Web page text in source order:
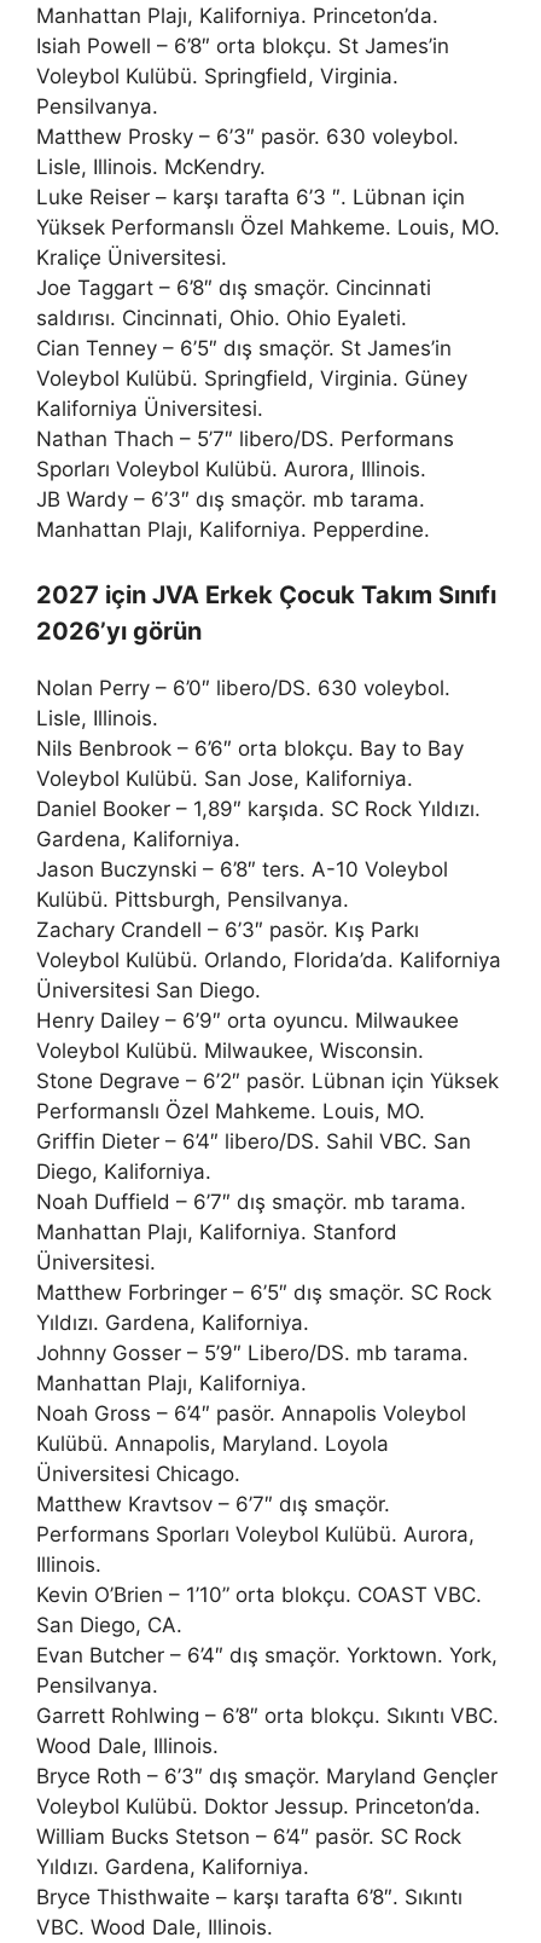
Manhattan Plajı, Kaliforniya. Princeton’da.
Isiah Powell – 6’8″ orta blokçu. St James’in
Voleybol Kulübü. Springfield, Virginia.
Pensilvanya.
Matthew Prosky – 6’3″ pasör. 630 voleybol.
Lisle, Illinois. McKendry.
Luke Reiser – karşı tarafta 6’3 ″. Lübnan için
Yüksek Performanslı Özel Mahkeme. Louis, MO.
Kraliçe Üniversitesi.
Joe Taggart – 6’8″ dış smaçör. Cincinnati
saldırısı. Cincinnati, Ohio. Ohio Eyaleti.
Cian Tenney – 6’5″ dış smaçör. St James’in
Voleybol Kulübü. Springfield, Virginia. Güney
Kaliforniya Üniversitesi.
Nathan Thach – 5’7″ libero/DS. Performans
Sporları Voleybol Kulübü. Aurora, Illinois.
JB Wardy – 6’3″ dış smaçör. mb tarama.
Manhattan Plajı, Kaliforniya. Pepperdine.
2027 için JVA Erkek Çocuk Takım Sınıfı
2026’yı görün
Nolan Perry – 6’0″ libero/DS. 630 voleybol.
Lisle, Illinois.
Nils Benbrook – 6’6″ orta blokçu. Bay to Bay
Voleybol Kulübü. San Jose, Kaliforniya.
Daniel Booker – 1,89″ karşıda. SC Rock Yıldızı.
Gardena, Kaliforniya.
Jason Buczynski – 6’8″ ters. A-10 Voleybol
Kulübü. Pittsburgh, Pensilvanya.
Zachary Crandell – 6’3″ pasör. Kış Parkı
Voleybol Kulübü. Orlando, Florida’da. Kaliforniya
Üniversitesi San Diego.
Henry Dailey – 6’9″ orta oyuncu. Milwaukee
Voleybol Kulübü. Milwaukee, Wisconsin.
Stone Degrave – 6’2″ pasör. Lübnan için Yüksek
Performanslı Özel Mahkeme. Louis, MO.
Griffin Dieter – 6’4″ libero/DS. Sahil VBC. San
Diego, Kaliforniya.
Noah Duffield – 6’7″ dış smaçör. mb tarama.
Manhattan Plajı, Kaliforniya. Stanford
Üniversitesi.
Matthew Forbringer – 6’5″ dış smaçör. SC Rock
Yıldızı. Gardena, Kaliforniya.
Johnny Gosser – 5’9″ Libero/DS. mb tarama.
Manhattan Plajı, Kaliforniya.
Noah Gross – 6’4″ pasör. Annapolis Voleybol
Kulübü. Annapolis, Maryland. Loyola
Üniversitesi Chicago.
Matthew Kravtsov – 6’7″ dış smaçör.
Performans Sporları Voleybol Kulübü. Aurora,
Illinois.
Kevin O’Brien – 1’10” orta blokçu. COAST VBC.
San Diego, CA.
Evan Butcher – 6’4″ dış smaçör. Yorktown. York,
Pensilvanya.
Garrett Rohlwing – 6’8″ orta blokçu. Sıkıntı VBC.
Wood Dale, Illinois.
Bryce Roth – 6’3″ dış smaçör. Maryland Gençler
Voleybol Kulübü. Doktor Jessup. Princeton’da.
William Bucks Stetson – 6’4″ pasör. SC Rock
Yıldızı. Gardena, Kaliforniya.
Bryce Thisthwaite – karşı tarafta 6’8″. Sıkıntı
VBC. Wood Dale, Illinois.